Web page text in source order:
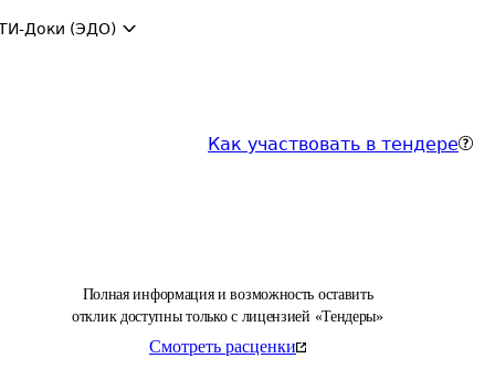
Доки (ЭДО)
Как участвовать в тендере
Полная информация и возможность оставить
отклик доступны только с лицензией «Тендеры»
Смотреть расценки